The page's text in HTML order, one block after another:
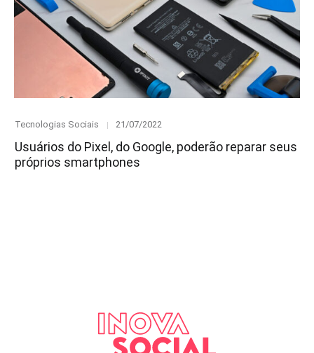
Category
Tecnologias Sociais
Posted
21/07/2022
Usuários do Pixel, do Google, poderão reparar seus
próprios smartphones